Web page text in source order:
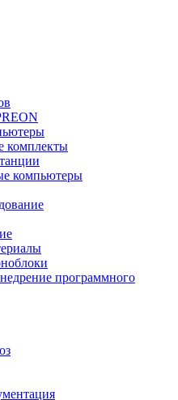
комплекты
компьютеры
программного